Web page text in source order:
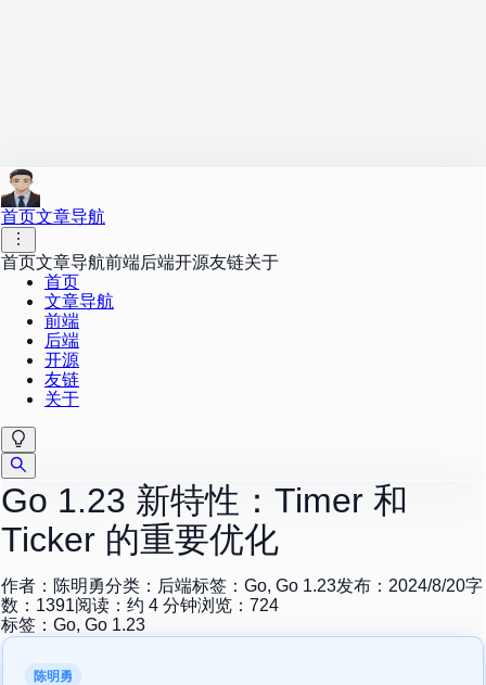
首页文章导航
首页文章导航前端后端开源友链关于
首页
文章导航
前端
后端
开源
友链
关于
Go 1.23 新特性：Timer 和
Ticker 的重要优化
作者： 陈明勇分类： 后端标签： Go, Go 1.23发布： 2024/8/20字
数： 1391阅读：约 4 分钟浏览： 724
标签： Go, Go 1.23
陈明勇